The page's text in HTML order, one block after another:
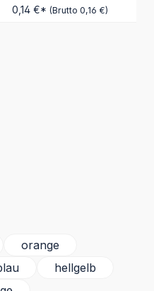
0,14 €*(Brutto 0,16 €)
orange
hellgelb